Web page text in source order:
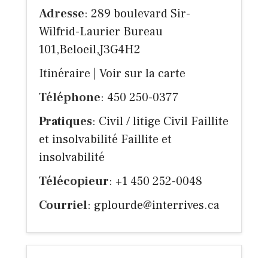
Adresse: 289 boulevard Sir-
Wilfrid-Laurier Bureau
101,Beloeil,J3G4H2
Itinéraire
Voir sur la carte
Téléphone: 450 250-0377
Pratiques: Civil / litige Civil Faillite
et insolvabilité Faillite et
insolvabilité
Télécopieur: +1 450 252-0048
Courriel: gplourde@interrives.ca